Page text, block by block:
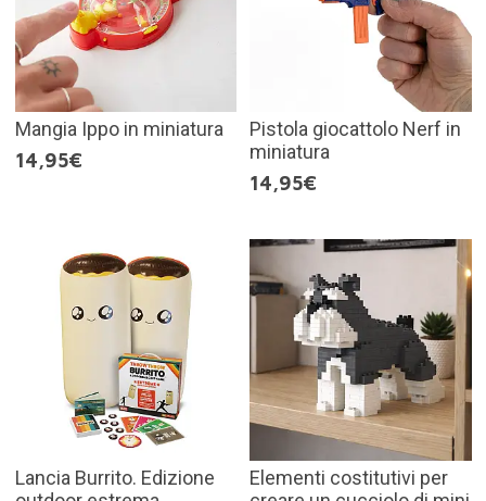
Mangia Ippo in miniatura
14,95€
Pistola giocattolo Nerf in
miniatura
14,95€
Lancia Burrito. Edizione
Elementi costitutivi per